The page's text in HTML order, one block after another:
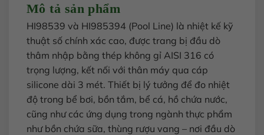
Mô tả sản phẩm
HI98539 và HI985394 (Pool Line) là nhiệt kế kỹ
thuật số chính xác cao, được trang bị đầu dò
thâm nhập bằng thép không gỉ AISI 316 có
trọng lượng, kết nối với thân máy qua cáp
silicone dài 3 mét. Thiết bị lý tưởng để đo nhiệt
độ trong bể bơi, bồn tắm, bể cá, hồ chứa nước,
cũng như các ứng dụng trong ngành thực phẩm
như bồn chứa sữa, thùng rượu vang – nơi đầu dò